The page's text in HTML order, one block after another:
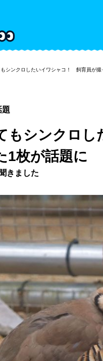
もシンクロしたいイワシャコ！ 飼育員が撮
もシンクロ
1枚が話題に
きました